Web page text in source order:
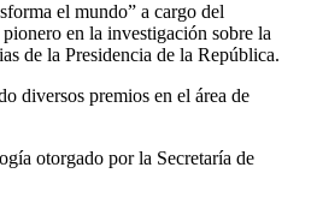
el mundo” a cargo del
en la investigación sobre la
de la Presidencia de la República.
diversos premios en el área de
otorgado por la Secretaría de